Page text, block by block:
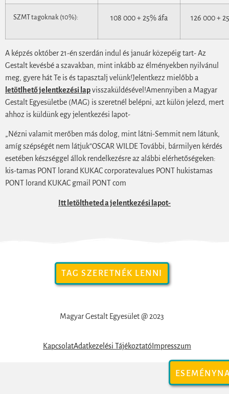
SZMT tagoknak (10%): 108 000 + 25% áfa 126 000 +
A képzés október 21-én szerdán indul és január közepéig tart- Az
Gestalt kevésbé a szavakban, mint inkább az élményekben nyilvánul
meg, gyere hát Te is és tapasztalj velünk!Jelentkezz mielőbb a
letötlhető jelentkezési lapvisszaküldésével!Amennyiben a Magyar
Gestalt Egyesületbe (MAG) is szeretnél belépni, azt külön jelezd, mert
ahhoz is küldünk egy jelentkezési lapot-
„Nézni valamit merőben más dolog, mint látni-Semmit nem látunk,
amíg szépségét nem látjuk”OSCAR WILDE További, bármilyen kérdés
esetében készséggel állok rendelkezésre az alábbi elérhetőségeken:
kis-tamas PONT lorand KUKAC corporatevalues PONT hukistamas
PONT lorand KUKAC gmail PONT com
Itt letöltheted a jelentkezési lapot-
TAG SZERETNÉK LENNI
Magyar Gestalt Egyesület @ 2023
KapcsolatAdatkezelési Tájékoztató Impresszum